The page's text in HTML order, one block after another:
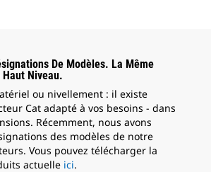
De Modèles. La Même
Haut Niveau.
ou nivellement : il existe
Cat adapté à vos besoins - dans
Récemment, nous avons
des modèles de notre
Vous pouvez télécharger la
actuelle ici.